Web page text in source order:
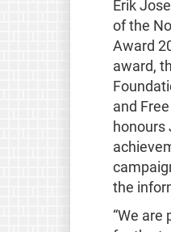
Erik
of the
Award
award,
and
honours
the
“We are